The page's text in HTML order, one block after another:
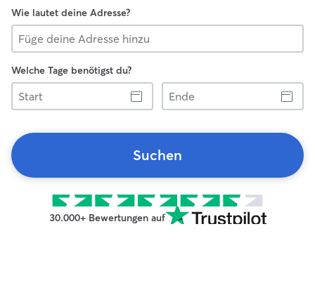
Wie lautet deine Adresse?
Welche Tage benötigst du?
Start
Ende
Suchen
30.000+ Bewertungen auf